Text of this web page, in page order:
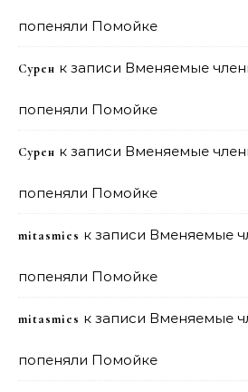
попеняли Помойке
Сурен к записи Вменяемые
попеняли Помойке
Сурен к записи Вменяемые
попеняли Помойке
mitasmies к записи Вменяемые
попеняли Помойке
mitasmies к записи Вменяемые
попеняли Помойке